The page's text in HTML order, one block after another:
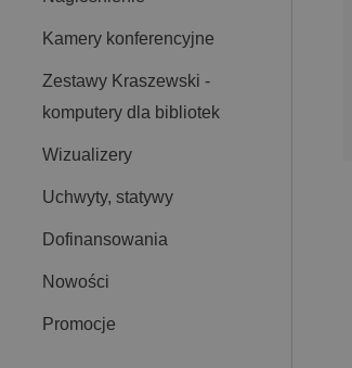
Kamery konferencyjne
Zestawy Kraszewski -
komputery dla bibliotek
Wizualizery
Uchwyty, statywy
Dofinansowania
Nowości
Promocje